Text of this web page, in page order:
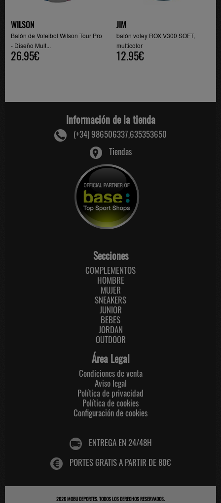
WILSON
Balón de Voleibol Wilson Tour Pro
- Diseño Mult...
26.95€
JIM
balón voley ROX V300 SOFT,
multicolor
12.95€
Información de la tienda
(+34) 986506337,635353650
Tiendas
Secciones
COMPLEMENTOS
HOMBRE
MUJER
SNEAKERS
JUNIOR
BEBES
JORDAN
OUTDOOR
Área Legal
Condiciones de venta
Aviso legal
Política de privacidad
Política de cookies
Configuración de cookies
ENTREGA EN 24/48H
PORTES GRATIS A PARTIR DE 80€
2026MOBU DEPORTES. TODOS LOS DERECHOS RESERVADOS.